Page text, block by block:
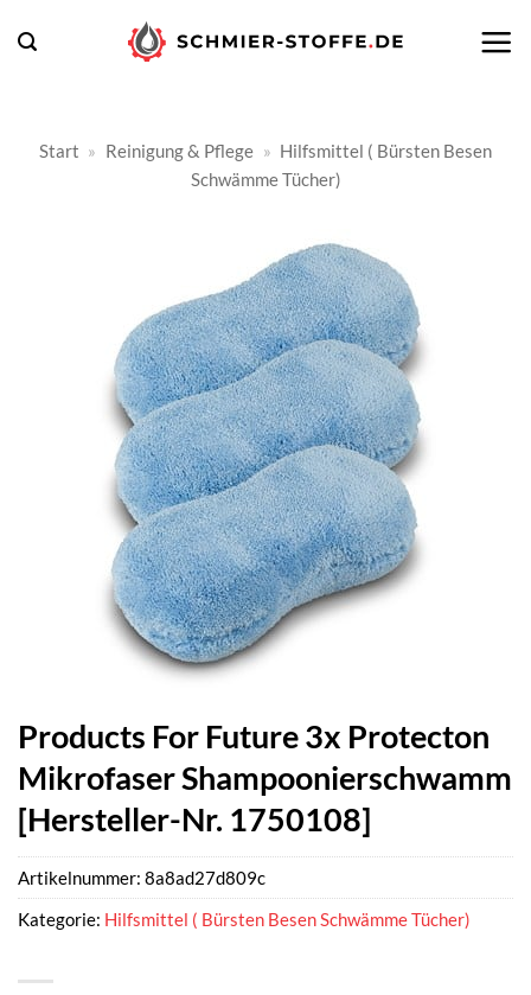
Inhalt
Start » Reinigung & Pflege » Hilfsmittel ( Bürsten Besen
Schwämme Tücher)
Products For Future 3x Protecton
Mikrofaser Shampoonierschwamm
[Hersteller-Nr. 1750108]
Artikelnummer: 8a8ad27d809c
Kategorie: Hilfsmittel ( Bürsten Besen Schwämme Tücher)